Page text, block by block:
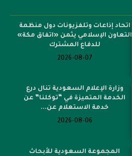
اتحاد إذاعات وتلفزيونات دول منظمة
التعاون الإسلامي يثمن «اتفاق مكة»
للدفاع المشترك
2026-08-07
وزارة الإعلام السعودية تنال درع
الخدمة المتميزة في “توكلنا” عن
خدمة الاستعلام عن...
2026-08-06
المجموعة السعودية للأبحاث